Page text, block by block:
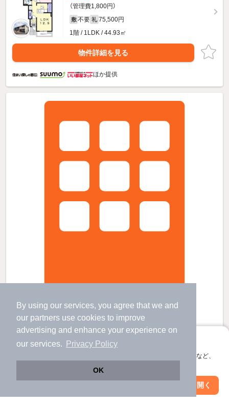
By using our services, you agree that we and
our partners use cookies to improve
advertising and enhance your experience on
our services.
Privacy Policy
OK
アプリに切り替えて、サクサクお部屋探し
会員登録なしですぐ使える。マップ検索やお気に入り保存など、
アプリを開く
（管理費1,800円）
敷 不要 礼 75,500円
1階 / 1LDK / 44.93㎡
物件詳細を見る
ほか提供
グランバルの賃貸物件
すべての写真
水戸駅 バス30分 歩6分 （常磐線
茨城県東茨城郡茨城町大字長岡4250-4
2階建 / 13年7ヶ月 / 軽量鉄骨
絞り込み条件を変更